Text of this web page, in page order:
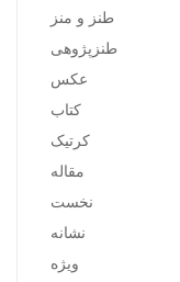
طنز و منز
طنزپژوهی
عکس
کتاب
کرتیک
مقاله
نخست
نشانه
ویژه